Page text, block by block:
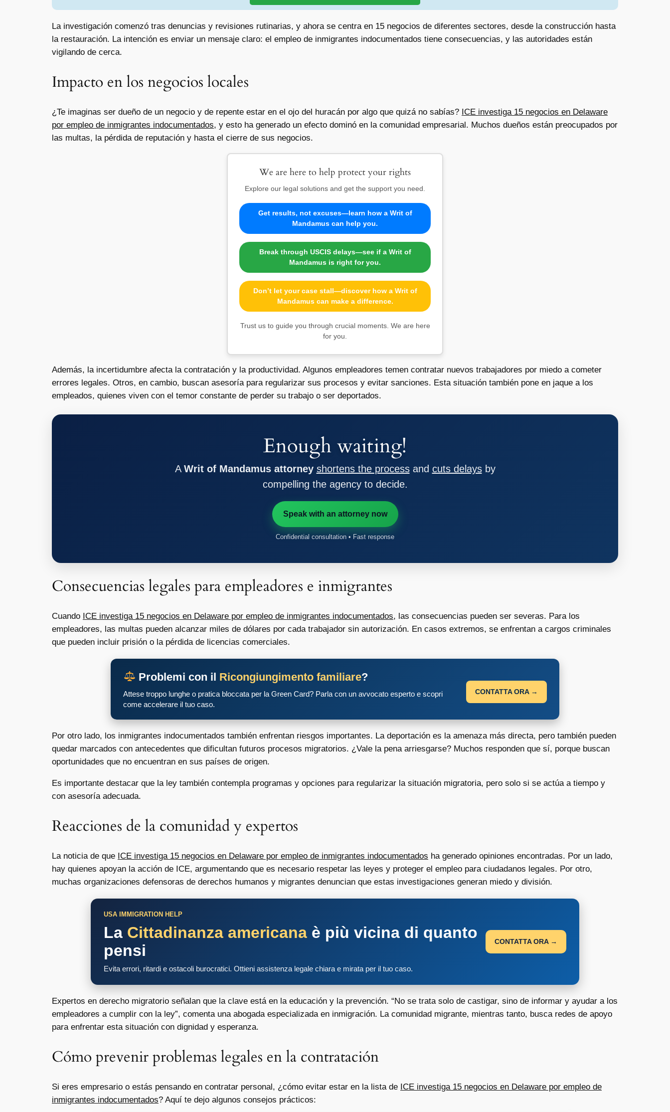
La investigación comenzó tras denuncias y revisiones rutinarias, y ahora se centra en 15 negocios de diferentes sectores, desde la construcción hasta
la restauración. La intención es enviar un mensaje claro: el empleo de inmigrantes indocumentados tiene consecuencias, y las autoridades están
vigilando de cerca.
Impacto en los negocios locales
¿Te imaginas ser dueño de un negocio y de repente estar en el ojo del huracán por algo que quizá no sabías? ICE investiga 15 negocios en Delaware
por empleo de inmigrantes indocumentados, y esto ha generado un efecto dominó en la comunidad empresarial. Muchos dueños están preocupados por
las multas, la pérdida de reputación y hasta el cierre de sus negocios.
We are here to help protect your rights
Explore our legal solutions and get the support you need.
Get results, not excuses—learn how a Writ of
Mandamus can help you.
Break through USCIS delays—see if a Writ of
Mandamus is right for you.
Don’t let your case stall—discover how a Writ of
Mandamus can make a difference.
Trust us to guide you through crucial moments. We are here
for you.
Además, la incertidumbre afecta la contratación y la productividad. Algunos empleadores temen contratar nuevos trabajadores por miedo a cometer
errores legales. Otros, en cambio, buscan asesoría para regularizar sus procesos y evitar sanciones. Esta situación también pone en jaque a los
empleados, quienes viven con el temor constante de perder su trabajo o ser deportados.
Enough waiting!
A Writ of Mandamus attorney shortens the processand cuts delaysby
compelling the agency to decide.
Speak with an attorney now
Confidential consultation • Fast response
Consecuencias legales para empleadores e inmigrantes
Cuando ICE investiga 15 negocios en Delaware por empleo de inmigrantes indocumentados, las consecuencias pueden ser severas. Para los
empleadores, las multas pueden alcanzar miles de dólares por cada trabajador sin autorización. En casos extremos, se enfrentan a cargos criminales
que pueden incluir prisión o la pérdida de licencias comerciales.
Problemi con il Ricongiungimento familiare?
Attese troppo lunghe o pratica bloccata per la Green Card? Parla con un avvocato esperto e scopri
come accelerare il tuo caso.
CONTATTA ORA →
Por otro lado, los inmigrantes indocumentados también enfrentan riesgos importantes. La deportación es la amenaza más directa, pero también pueden
quedar marcados con antecedentes que dificultan futuros procesos migratorios. ¿Vale la pena arriesgarse? Muchos responden que sí, porque buscan
oportunidades que no encuentran en sus países de origen.
Es importante destacar que la ley también contempla programas y opciones para regularizar la situación migratoria, pero solo si se actúa a tiempo y
con asesoría adecuada.
Reacciones de la comunidad y expertos
La noticia de que ICE investiga 15 negocios en Delaware por empleo de inmigrantes indocumentados ha generado opiniones encontradas. Por un lado,
hay quienes apoyan la acción de ICE, argumentando que es necesario respetar las leyes y proteger el empleo para ciudadanos legales. Por otro,
muchas organizaciones defensoras de derechos humanos y migrantes denuncian que estas investigaciones generan miedo y división.
USA IMMIGRATION HELP
La Cittadinanza americana è più vicina di quanto
pensi
Evita errori, ritardi e ostacoli burocratici. Ottieni assistenza legale chiara e mirata per il tuo caso.
CONTATTA ORA →
Expertos en derecho migratorio señalan que la clave está en la educación y la prevención. “No se trata solo de castigar, sino de informar y ayudar a los
empleadores a cumplir con la ley”, comenta una abogada especializada en inmigración. La comunidad migrante, mientras tanto, busca redes de apoyo
para enfrentar esta situación con dignidad y esperanza.
Cómo prevenir problemas legales en la contratación
Si eres empresario o estás pensando en contratar personal, ¿cómo evitar estar en la lista de ICE investiga 15 negocios en Delaware por empleo de
inmigrantes indocumentados? Aquí te dejo algunos consejos prácticos: